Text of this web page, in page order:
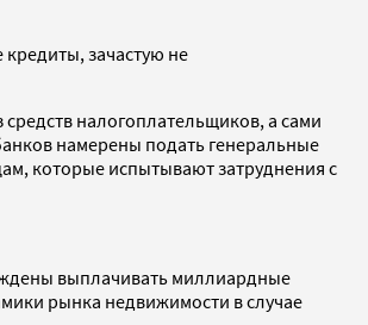
зачастую не
налогоплательщиков, а сами
намерены подать генеральные
которые испытывают затруднения с
выплачивать миллиардные
рынка недвижимости в случае